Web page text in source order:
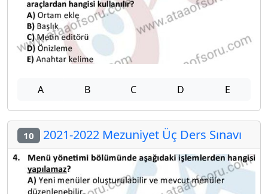
A B C D E
10 2021-2022 Mezuniyet Üç Ders Sınavı